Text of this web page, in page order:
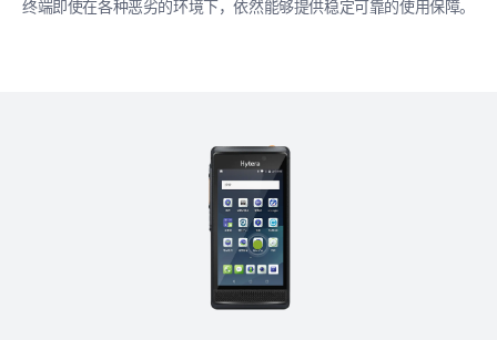
终端即使在各种恶劣的环境下，依然能够提供稳定可靠的使用保障。